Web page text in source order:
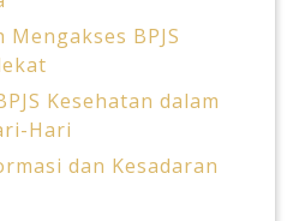
BPJS
Kesehatan dalam
Hari
dan Kesadaran